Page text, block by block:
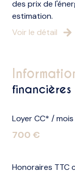
des prix de
estimation.
Voir le détail
financières
Loyer CC* / mois
700 €
Honoraires TTC